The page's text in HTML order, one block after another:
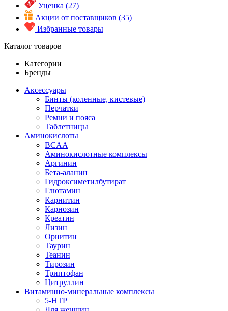
Уценка (27)
Акции от поставщиков (35)
Избранные товары
Каталог товаров
Категории
Бренды
Аксессуары
Бинты (коленные, кистевые)
Перчатки
Ремни и пояса
Таблетницы
Аминокислоты
BCAA
Аминокислотные комплексы
Аргинин
Бета-аланин
Гидроксиметилбутират
Глютамин
Карнитин
Карнозин
Креатин
Лизин
Орнитин
Таурин
Теанин
Тирозин
Триптофан
Цитруллин
Витаминно-минеральные комплексы
5-HTP